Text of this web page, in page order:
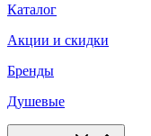
Каталог
Акции и скидки
Бренды
Душевые